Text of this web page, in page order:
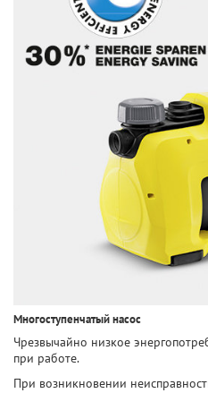
Многоступенчатый насос
Чрезвычайно низкое
при работе.
При возникновении